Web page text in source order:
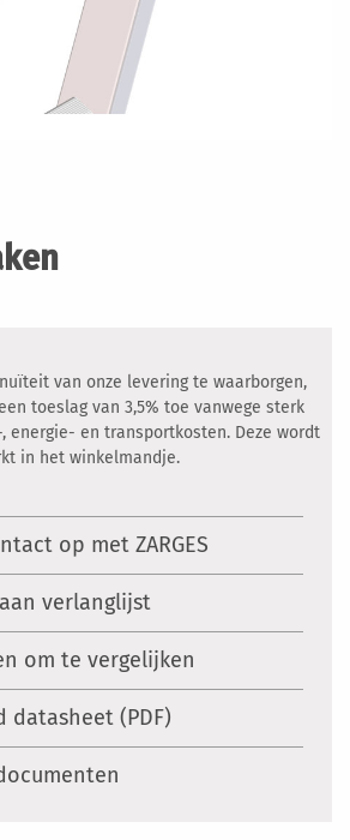
van onze levering te waarborgen,
toeslag van 3,5% toe vanwege sterk
energie- en transportkosten. Deze wordt
in het winkelmandje.
op met ZARGES
verlanglijst
om te vergelijken
datasheet (PDF)